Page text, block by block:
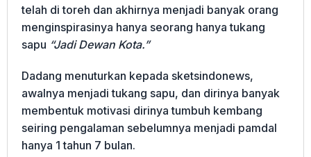
telah di toreh dan akhirnya menjadi banyak orang
menginspirasinya hanya seorang hanya tukang
sapu “Jadi Dewan Kota.”
Dadang menuturkan kepada sketsindonews,
awalnya menjadi tukang sapu, dan dirinya banyak
membentuk motivasi dirinya tumbuh kembang
seiring pengalaman sebelumnya menjadi pamdal
hanya 1 tahun 7 bulan.